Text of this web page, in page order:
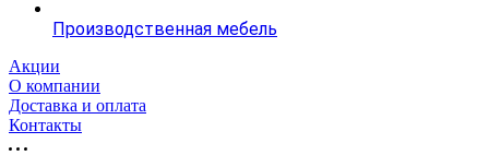
Производственная мебель
Акции
О компании
Доставка и оплата
Контакты